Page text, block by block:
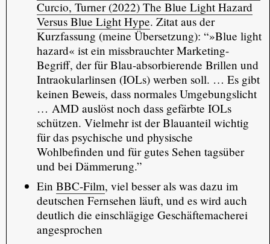
Curcio, Turner (2022) The Blue Light Hazard
Versus Blue Light Hype. Zitat aus der
Kurzfassung (meine Übersetzung): “»Blue light
hazard« ist ein missbrauchter Marketing-
Begriff, der für Blau-absorbierende Brillen und
Intraokularlinsen (IOLs) werben soll. … Es gibt
keinen Beweis, dass normales Umgebungslicht
… AMD auslöst noch dass gefärbte IOLs
schützen. Vielmehr ist der Blauanteil wichtig
für das psychische und physische
Wohlbefinden und für gutes Sehen tagsüber
und bei Dämmerung.”
Ein BBC-Film, viel besser als was dazu im
deutschen Fernsehen läuft, und es wird auch
deutlich die einschlägige Geschäftemacherei
angesprochen